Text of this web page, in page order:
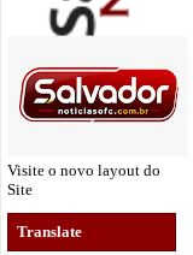
Visite o novo layout do
Site
Translate